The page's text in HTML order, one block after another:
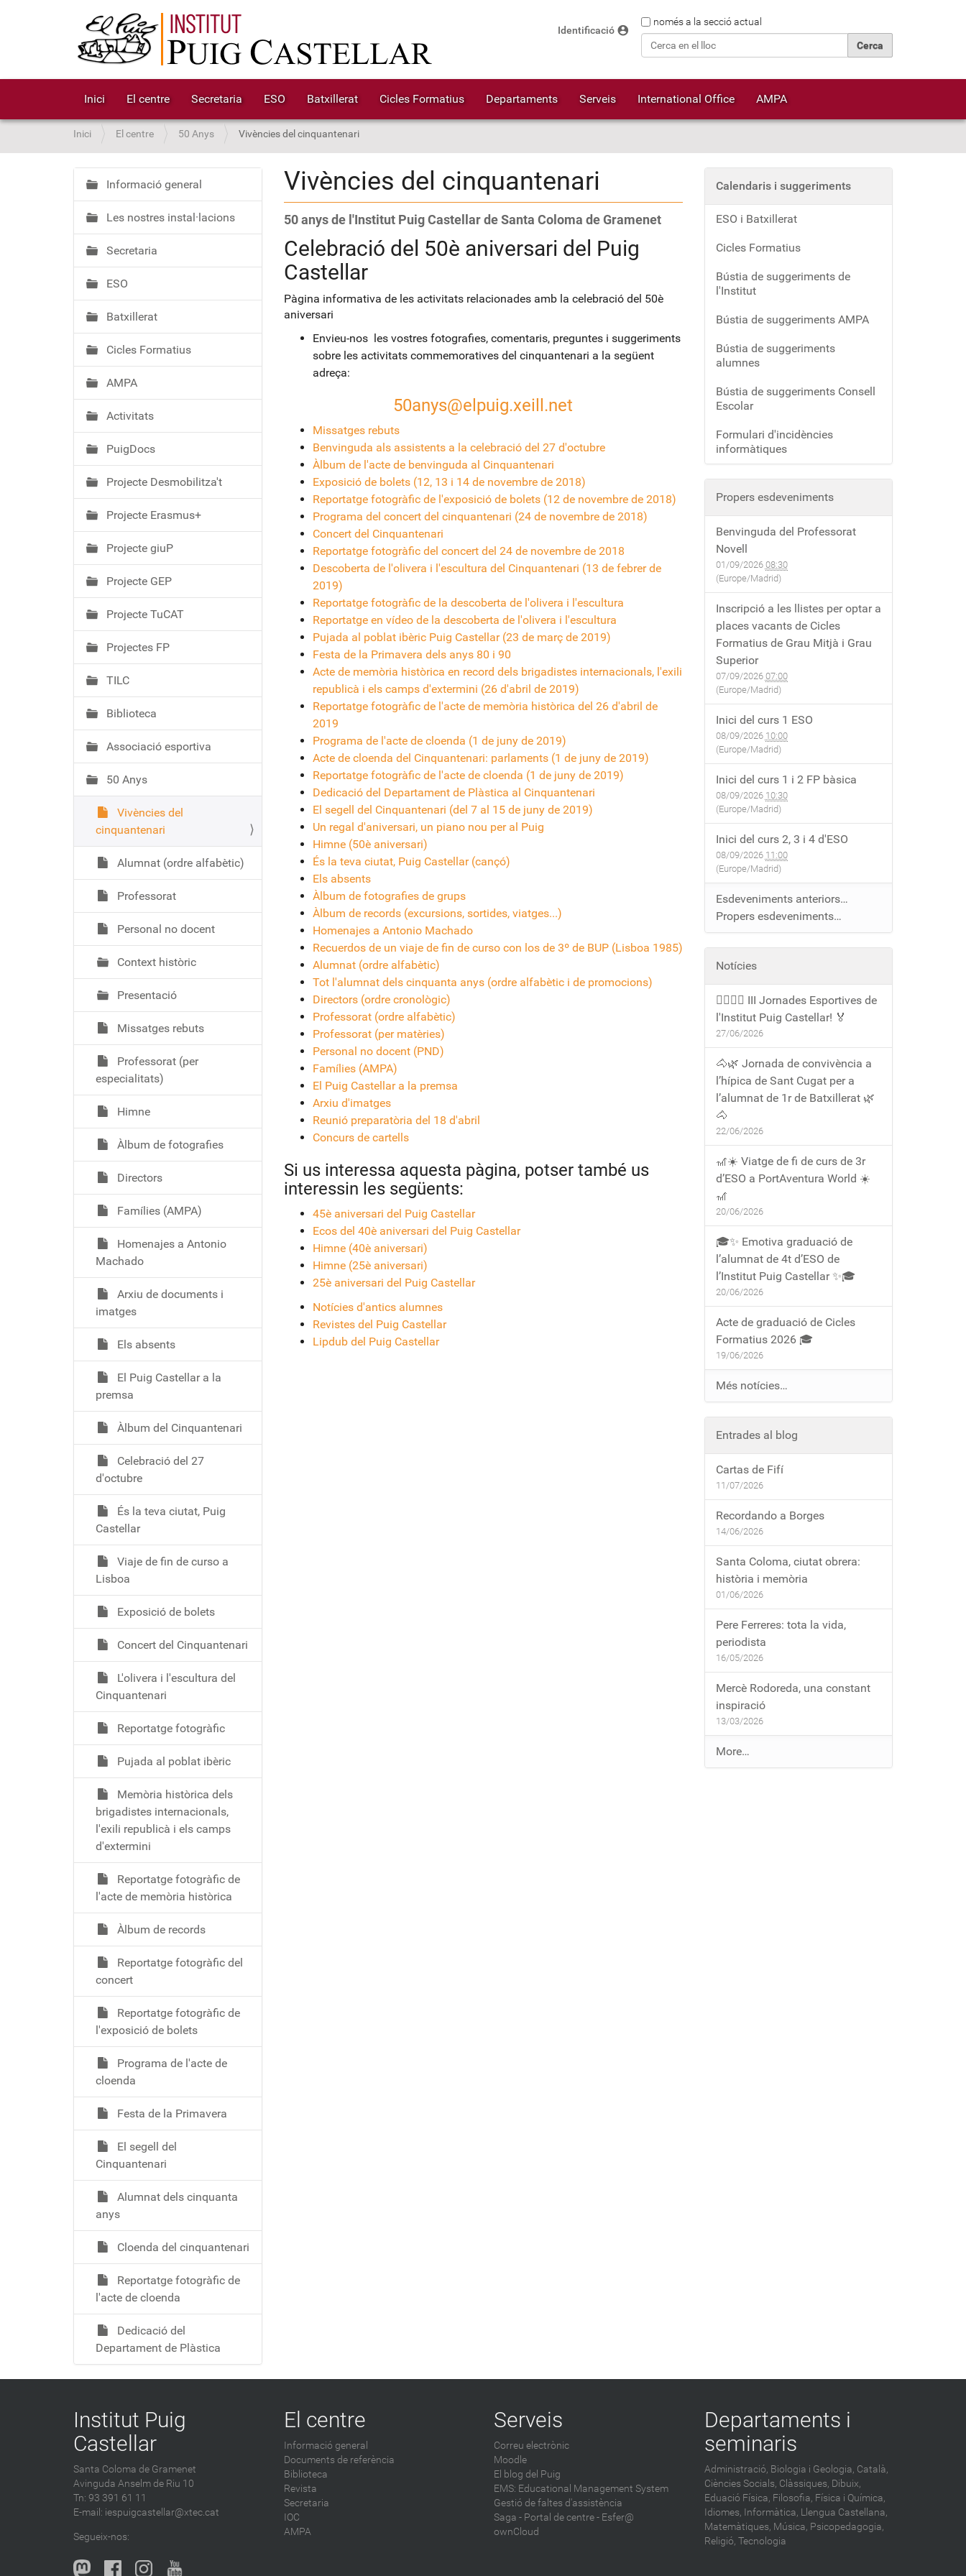
Cercanomés a la secció actual
Identificació account_circle
Inici El centre Secretaria ESO Batxillerat Cicles Formatius Departaments Serveis International Office AMPA
S
o
u
:
Inici El centre 50 Anys Vivències del cinquantenari
Vivències del cinquantenari
50 anys de l'Institut Puig Castellar de Santa Coloma de Gramenet
Celebració del 50è aniversari del Puig
Castellar
Pàgina informativa de les activitats relacionades amb la celebració del 50è
aniversari
Envieu-nos les vostres fotografies, comentaris, preguntes i suggeriments
sobre les activitats commemoratives del cinquantenari a la següent
adreça:
50anys@elpuig.xeill.net
Missatges rebuts
Benvinguda als assistents a la celebració del 27 d'octubre
Àlbum de l'acte de benvinguda al Cinquantenari
Exposició de bolets (12, 13 i 14 de novembre de 2018)
Reportatge fotogràfic de l'exposició de bolets (12 de novembre de 2018)
Programa del concert del cinquantenari (24 de novembre de 2018)
Concert del Cinquantenari
Reportatge fotogràfic del concert del 24 de novembre de 2018
Descoberta de l'olivera i l'escultura del Cinquantenari (13 de febrer de
2019)
Reportatge fotogràfic de la descoberta de l'olivera i l'escultura
Reportatge en vídeo de la descoberta de l'olivera i l'escultura
Pujada al poblat ibèric Puig Castellar (23 de març de 2019)
Festa de la Primavera dels anys 80 i 90
Acte de memòria històrica en record dels brigadistes internacionals, l'exili
republicà i els camps d'extermini (26 d'abril de 2019)
Reportatge fotogràfic de l'acte de memòria històrica del 26 d'abril de
2019
Programa de l'acte de cloenda (1 de juny de 2019)
Acte de cloenda del Cinquantenari: parlaments (1 de juny de 2019)
Reportatge fotogràfic de l'acte de cloenda (1 de juny de 2019)
Dedicació del Departament de Plàstica al Cinquantenari
El segell del Cinquantenari (del 7 al 15 de juny de 2019)
Un regal d'aniversari, un piano nou per al Puig
Himne (50è aniversari)
És la teva ciutat, Puig Castellar (cançó)
Els absents
Àlbum de fotografies de grups
Àlbum de records (excursions, sortides, viatges...)
Homenajes a Antonio Machado
Recuerdos de un viaje de fin de curso con los de 3º de BUP (Lisboa 1985)
Alumnat (ordre alfabètic)
Tot l'alumnat dels cinquanta anys (ordre alfabètic i de promocions)
Directors (ordre cronològic)
Professorat (ordre alfabètic)
Professorat (per matèries)
Personal no docent (PND)
Famílies (AMPA)
El Puig Castellar a la premsa
Arxiu d'imatges
Reunió preparatòria del 18 d'abril
Concurs de cartells
Si us interessa aquesta pàgina, potser també us
interessin les següents:
45è aniversari del Puig Castellar
Ecos del 40è aniversari del Puig Castellar
Himne (40è aniversari)
Himne (25è aniversari)
25è aniversari del Puig Castellar
Notícies d'antics alumnes
Revistes del Puig Castellar
Lipdub del Puig Castellar
N
a
v
e
g
a
c
ó
Informació general
Les nostres instal·lacions
Secretaria
ESO
Batxillerat
Cicles Formatius
AMPA
Activitats
PuigDocs
Projecte Desmobilitza't
Projecte Erasmus+
Projecte giuP
Projecte GEP
Projecte TuCAT
Projectes FP
TILC
Biblioteca
Associació esportiva
50 Anys
Vivències del
cinquantenari
Alumnat (ordre alfabètic)
Professorat
Personal no docent
Context històric
Presentació
Missatges rebuts
Professorat (per
especialitats)
Himne
Àlbum de fotografies
Directors
Famílies (AMPA)
Homenajes a Antonio
Machado
Arxiu de documents i
imatges
Els absents
El Puig Castellar a la
premsa
Àlbum del Cinquantenari
Celebració del 27
d'octubre
És la teva ciutat, Puig
Castellar
Viaje de fin de curso a
Lisboa
Exposició de bolets
Concert del Cinquantenari
L'olivera i l'escultura del
Cinquantenari
Reportatge fotogràfic
Pujada al poblat ibèric
Memòria històrica dels
brigadistes internacionals,
l'exili republicà i els camps
d'extermini
Reportatge fotogràfic de
l'acte de memòria històrica
Àlbum de records
Reportatge fotogràfic del
concert
Reportatge fotogràfic de
l'exposició de bolets
Programa de l'acte de
cloenda
Festa de la Primavera
El segell del
Cinquantenari
Alumnat dels cinquanta
anys
Cloenda del cinquantenari
Reportatge fotogràfic de
l'acte de cloenda
Dedicació del
Departament de Plàstica
Calendaris i suggeriments
ESO i Batxillerat
Cicles Formatius
Bústia de suggeriments de
l'Institut
Bústia de suggeriments AMPA
Bústia de suggeriments
alumnes
Bústia de suggeriments Consell
Escolar
Formulari d'incidències
informàtiques
Propers esdeveniments
Benvinguda del Professorat
Novell
01/09/2026 08:30
(Europe/Madrid)
Inscripció a les llistes per optar a
places vacants de Cicles
Formatius de Grau Mitjà i Grau
Superior
07/09/2026 07:00
(Europe/Madrid)
Inici del curs 1 ESO
08/09/2026 10:00
(Europe/Madrid)
Inici del curs 1 i 2 FP bàsica
08/09/2026 10:30
(Europe/Madrid)
Inici del curs 2, 3 i 4 d'ESO
08/09/2026 11:00
(Europe/Madrid)
Esdeveniments anteriors…
Propers esdeveniments…
Notícies
🏃‍♀️🏃‍♂️ III Jornades Esportives de
l'Institut Puig Castellar! 🏅
27/06/2026
🐴🌿 Jornada de convivència a
l’hípica de Sant Cugat per a
l’alumnat de 1r de Batxillerat 🌿
🐴
22/06/2026
🎢☀️ Viatge de fi de curs de 3r
d’ESO a PortAventura World ☀️
🎢
20/06/2026
🎓✨ Emotiva graduació de
l’alumnat de 4t d’ESO de
l’Institut Puig Castellar ✨🎓
20/06/2026
Acte de graduació de Cicles
Formatius 2026 🎓
19/06/2026
Més notícies…
Entrades al blog
Cartas de Fifí
11/07/2026
Recordando a Borges
14/06/2026
Santa Coloma, ciutat obrera:
història i memòria
01/06/2026
Pere Ferreres: tota la vida,
periodista
16/05/2026
Mercè Rodoreda, una constant
inspiració
13/03/2026
E
n
More…
Institut Puig
Castellar
Santa Coloma de Gramenet
Avinguda Anselm de Riu 10
Tn: 93 391 61 11
E-mail: iespuigcastellar@xtec.cat
Segueix-nos:
El centre
Informació general
Documents de referència
Biblioteca
Revista
Secretaria
IOC
AMPA
Serveis
Correu electrònic
Moodle
El blog del Puig
EMS: Educational Management System
Gestió de faltes d'assistència
Saga - Portal de centre - Esfer@
ownCloud
Departaments i
seminaris
Administració, Biologia i Geologia, Català,
Ciències Socials, Clàssiques, Dibuix,
Eduació Física, Filosofia, Física i Química,
Idiomes, Informàtica, Llengua Castellana,
Matemàtiques, Música, Psicopedagogia,
Religió, Tecnologia